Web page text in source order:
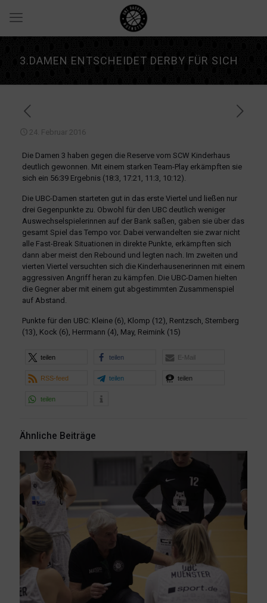
3.DAMEN ENTSCHEIDET DERBY FÜR SICH
24. Februar 2016
Die Damen 3 haben gegen die Reserve vom SCW Kinderhaus
deutlich gewonnen. Mit einem starken Team-Play erkämpften sie
sich ein 56:39 Ergebnis (18:3, 17:21, 11:3, 10:12).
Die UBC-Damen starteten gut in das erste Viertel und ließen nur
drei Gegenpunkte zu. Obwohl für den UBC deutlich weniger
Auswechselspielerinnen auf der Bank saßen, gaben sie über das
gesamt Spiel das Tempo vor. Dabei verwandelten sie zwar nicht
alle Fast-Break Situationen in direkte Punkte, erkämpften sich
dann aber meist den Rebound und legten nach. Im zweiten und
vierten Viertel versuchten sich die Kinderhausenerinnen mit einem
aggressiven Angriff heran zu kämpfen. Die UBC-Damen hielten
die Gegner aber mit einem gut abgestimmten Zusammenspiel
auf Abstand.
Punkte für den UBC: Kleine (6), Klomp (12), Rentzsch, Sternberg
(13), Kock (6), Herrmann (4), May, Reimink (15)
teilen teilen E-Mail
RSS-feed teilen teilen
teilen
Ähnliche Beiträge